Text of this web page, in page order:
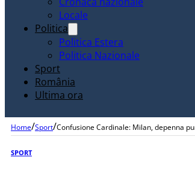
Locale
Politica
Politica Estera
Politica Nazionale
Sport
România
Ultima ora
Home/Sport/Confusione Cardinale: Milan, depenna
SPORT